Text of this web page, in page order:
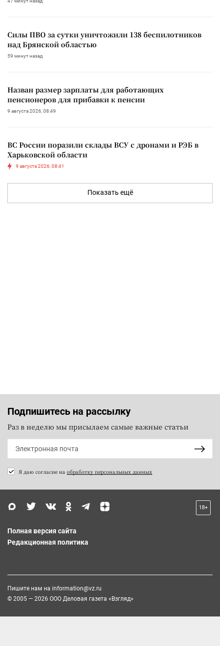
Силы ПВО за сутки уничтожили 138 беспилотников
над Брянской областью
59 минут назад
Назван размер зарплаты для работающих
пенсионеров для прибавки к пенсии
9 августа 2026, 08:49
ВС России поразили склады ВСУ с дронами и РЭБ в
Харьковской области
9 августа 2026, 08:41
Показать ещё
Подпишитесь на рассылку
Раз в неделю мы присылаем самые важные статьи
Я даю согласие на обработку персональных данных
18+
Полная версия сайта
Редакционная политика
Пишите нам на information@vz.ru
© 2005 — 2026 ООО Деловая газета «Взгляд»